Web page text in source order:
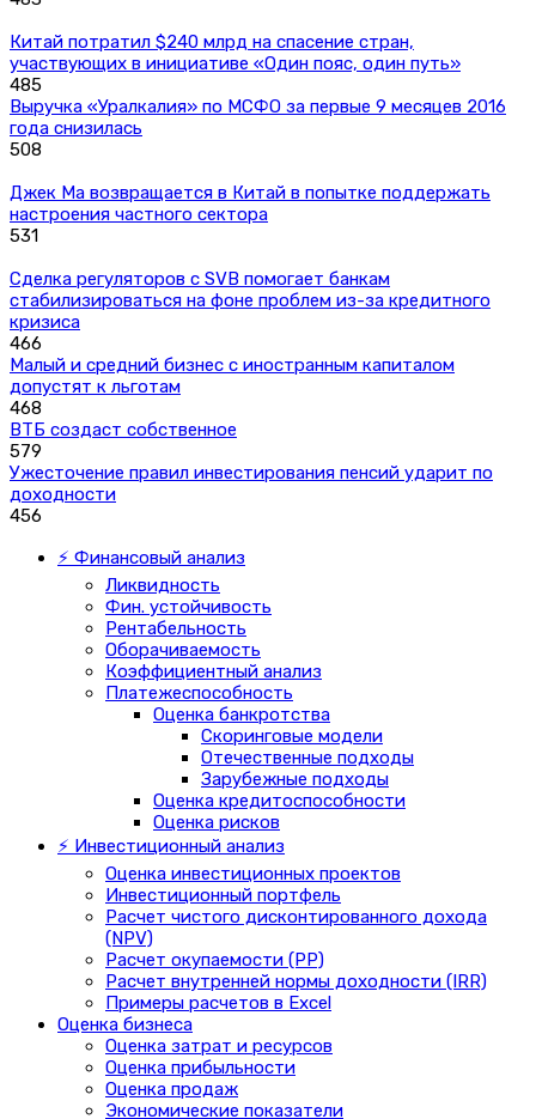
Китай потратил $240 млрд на спасение стран,
участвующих в инициативе «Один пояс, один путь»
485
Выручка «Уралкалия» по МСФО за первые 9 месяцев 2016
года снизилась
508
Джек Ма возвращается в Китай в попытке поддержать
настроения частного сектора
531
Сделка регуляторов с SVB помогает банкам
стабилизироваться на фоне проблем из-за кредитного
кризиса
466
Малый и средний бизнес с иностранным капиталом
допустят к льготам
468
ВТБ создаст собственное
579
Ужесточение правил инвестирования пенсий ударит по
доходности
456
⚡ Финансовый анализ
Ликвидность
Фин. устойчивость
Рентабельность
Оборачиваемость
Коэффициентный анализ
Платежеспособность
Оценка банкротства
Скоринговые модели
Отечественные подходы
Зарубежные подходы
Оценка кредитоспособности
Оценка рисков
⚡ Инвестиционный анализ
Оценка инвестиционных проектов
Инвестиционный портфель
Расчет чистого дисконтированного дохода
(NPV)
Расчет окупаемости (PP)
Расчет внутренней нормы доходности (IRR)
Примеры расчетов в Excel
Оценка бизнеса
Оценка затрат и ресурсов
Оценка прибыльности
Оценка продаж
Экономические показатели